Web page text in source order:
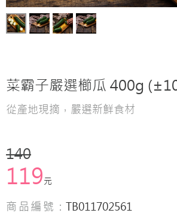
菜霸子嚴選櫛瓜 400g
從產地現摘，嚴選新鮮食材
140
119元
商品編號： TB011702561